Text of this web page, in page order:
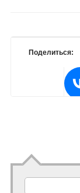
Поделиться: